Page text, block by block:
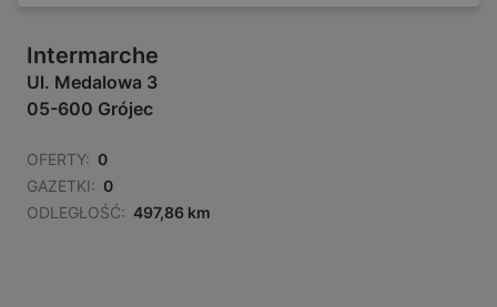
Intermarche
Ul. Medalowa 3
05-600 Grójec
OFERTY: 0
GAZETKI: 0
ODLEGŁOŚĆ: 497,86 km